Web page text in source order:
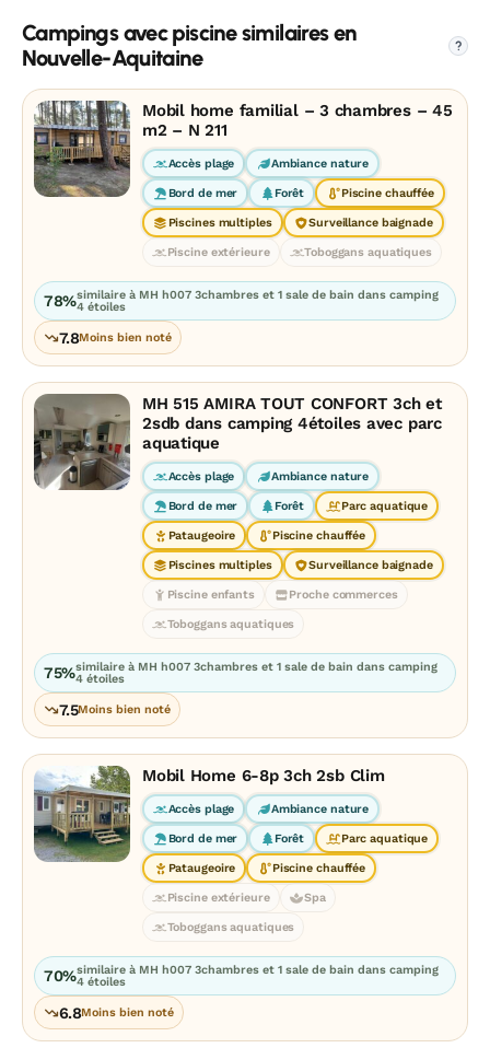
Campings avec piscine similaires en
Nouvelle-Aquitaine
?
Mobil home familial – 3 chambres – 45
m2 – N 211
Accès plage Ambiance nature
Bord de mer Forêt Piscine chauffée
Piscines multiples Surveillance baignade
Piscine extérieure Toboggans aquatiques
78%similaire à MH h007 3chambres et 1 sale de bain dans camping
4 étoiles
7.8Moins bien noté
MH 515 AMIRA TOUT CONFORT 3ch et
2sdb dans camping 4étoiles avec parc
aquatique
Accès plage Ambiance nature
Bord de mer Forêt Parc aquatique
Pataugeoire Piscine chauffée
Piscines multiples Surveillance baignade
Piscine enfants Proche commerces
Toboggans aquatiques
75%similaire à MH h007 3chambres et 1 sale de bain dans camping
4 étoiles
7.5Moins bien noté
Mobil Home 6-8p 3ch 2sb Clim
Accès plage Ambiance nature
Bord de mer Forêt Parc aquatique
Pataugeoire Piscine chauffée
Piscine extérieure Spa
Toboggans aquatiques
70%similaire à MH h007 3chambres et 1 sale de bain dans camping
4 étoiles
6.8Moins bien noté